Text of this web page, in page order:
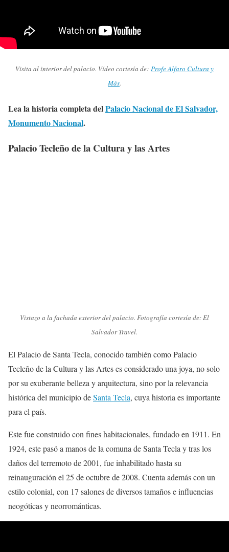
Visita al interior del palacio. Vídeo cortesía de: Profe Alfaro Cultura y
Más.
Lea la historia completa delPalacio Nacional de El Salvador,
Monumento Nacional.
Palacio Tecleño de la Cultura y las Artes
Vistazo a la fachada exterior del palacio. Fotografía cortesía de: El
Salvador Travel.
El Palacio de Santa Tecla, conocido también como Palacio
Tecleño de la Cultura y las Artes es considerado una joya, no solo
por su exuberante belleza y arquitectura, sino por la relevancia
histórica del municipio deSanta Tecla, cuya historia es importante
para el país.
Este fue construido con fines habitacionales, fundado en 1911. En
1924, este pasó a manos de la comuna de Santa Tecla y tras los
daños del terremoto de 2001, fue inhabilitado hasta su
reinauguración el 25 de octubre de 2008. Cuenta además con un
estilo colonial, con 17 salones de diversos tamaños e influencias
neogóticas y neorrománticas.